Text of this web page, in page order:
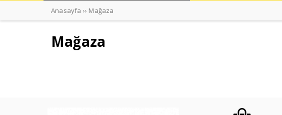
Anasayfa ›› Mağaza
Mağaza